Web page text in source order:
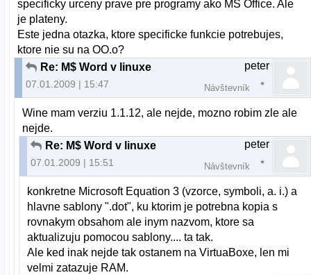
specificky urceny prave pre programy ako MS Office. Ale
je plateny.
Este jedna otazka, ktore specificke funkcie potrebujes,
ktore nie su na OO.o?
Re: M$ Word v linuxe
07.01.2009 | 15:47
peter
Návštevník
Wine mam verziu 1.1.12, ale nejde, mozno robim zle ale
nejde.
Re: M$ Word v linuxe
07.01.2009 | 15:51
peter
Návštevník
konkretne Microsoft Equation 3 (vzorce, symboli, a. i.) a
hlavne sablony ".dot", ku ktorim je potrebna kopia s
rovnakym obsahom ale inym nazvom, ktore sa
aktualizuju pomocou sablony.... ta tak.
Ale ked inak nejde tak ostanem na VirtuaBoxe, len mi
velmi zatazuje RAM.